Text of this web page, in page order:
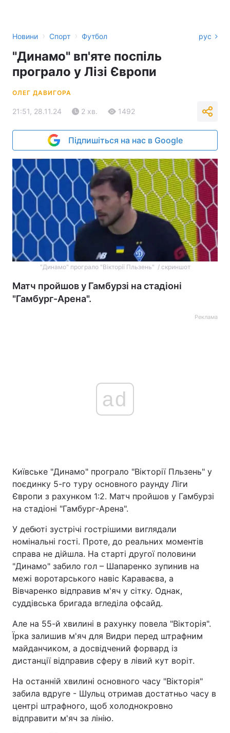
Новини › Спорт › Футбол рус
"Динамо" вп'яте поспіль
програло у Лізі Європи
ОЛЕГ ДАВИГОРА
21:51, 28.11.24 2 хв. 1492
Підпишіться на нас в Google
"Динамо" програло "Вікторії Пльзень" / скриншот
Матч пройшов у Гамбурзі на стадіоні
"Гамбург-Арена".
Реклама
ad
Київське "Динамо" програло "Вікторії Пльзень" у
поєдинку 5-го туру основного раунду Ліги
Європи з рахунком 1:2. Матч пройшов у Гамбурзі
на стадіоні "Гамбург-Арена".
У дебюті зустрічі гострішими виглядали
номінальні гості. Проте, до реальних моментів
справа не дійшла. На старті другої половини
"Динамо" забило гол – Шапаренко зупинив на
межі воротарського навіс Караваєва, а
Вівчаренко відправив м'яч у сітку. Однак,
суддівська бригада вгледіла офсайд.
Але на 55-й хвилині в рахунку повела "Вікторія".
Їрка залишив м'яч для Видри перед штрафним
майданчиком, а досвідчений форвард із
дистанції відправив сферу в лівий кут воріт.
На останній хвилині основного часу "Вікторія"
забила вдруге - Шульц отримав достатньо часу в
центрі штрафного, щоб холоднокровно
відправити м'яч за лінію.